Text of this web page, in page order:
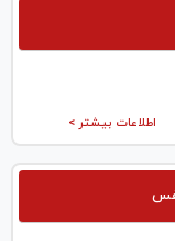
اطلاعات بیشتر >